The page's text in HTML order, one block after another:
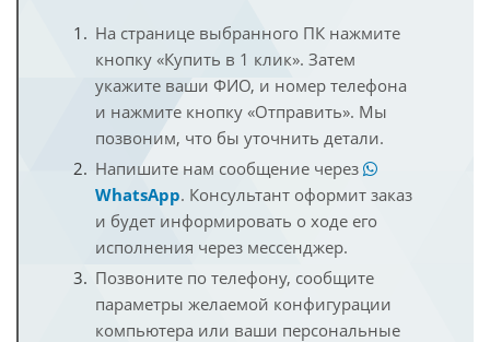
На странице выбранного ПК нажмите
кнопку «Купить в 1 клик». Затем
укажите ваши ФИО, и номер телефона
и нажмите кнопку «Отправить». Мы
позвоним, что бы уточнить детали.
Напишите нам сообщение через
WhatsApp. Консультант оформит заказ
и будет информировать о ходе его
исполнения через мессенджер.
Позвоните по телефону, сообщите
параметры желаемой конфигурации
компьютера или ваши персональные